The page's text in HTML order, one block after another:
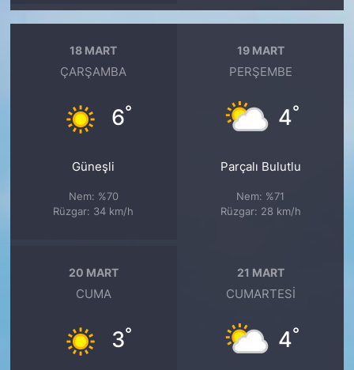
18 MART
ÇARŞAMBA
6°
Güneşli
Nem: %70
Rüzgar: 34 km/h
19 MART
PERŞEMBE
4°
Parçalı Bulutlu
Nem: %71
Rüzgar: 28 km/h
20 MART
CUMA
3°
21 MART
CUMARTESI
4°